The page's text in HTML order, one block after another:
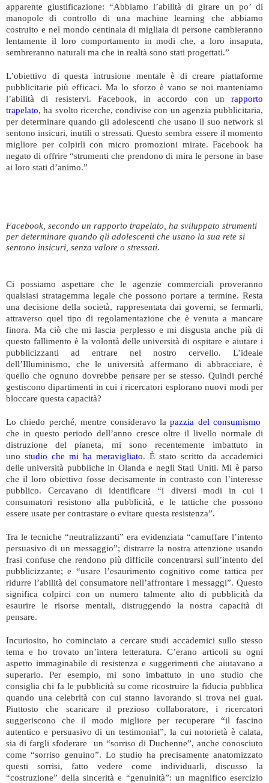
apparente giustificazione: “Abbiamo l’abilità di girare un po’ di
manopole di controllo di una machine learning che abbiamo
costruito e nel mondo centinaia di migliaia di persone cambieranno
lentamente il loro comportamento in modi che, a loro insaputa,
sembreranno naturali ma che in realtà sono stati progettati.”
L’obiettivo di questa intrusione mentale è di creare piattaforme
pubblicitarie più efficaci. Ma lo sforzo è vano se noi manteniamo
l’abilità di resistervi. Facebook, in accordo con un rapporto
trapelato, ha svolto ricerche, condivise con un agenzia pubblicitaria,
per determinare quando gli adolescenti che usano il suo network si
sentono insicuri, inutili o stressati. Questo sembra essere il momento
migliore per colpirli con micro promozioni mirate. Facebook ha
negato di offrire “strumenti che prendono di mira le persone in base
ai loro stati d’animo.”
Facebook, secondo un rapporto trapelato, ha sviluppato strumenti
per determinare quando gli adolescenti che usano la sua rete si
sentono insicuri, senza valore o stressati.
Ci possiamo aspettare che le agenzie commerciali proveranno
qualsiasi stratagemma legale che possono portare a termine. Resta
una decisione della società, rappresentata dai governi, se fermarli,
attraverso quel tipo di regolamentazione che è venuta a mancare
finora. Ma ciò che mi lascia perplesso e mi disgusta anche più di
questo fallimento è la volontà delle università di ospitare e aiutare i
pubblicizzanti ad entrare nel nostro cervello. L’ideale
dell’Illuminismo, che le università affermano di abbracciare, è
quello che ognuno dovrebbe pensare per se stesso. Quindi perché
gestiscono dipartimenti in cui i ricercatori esplorano nuovi modi per
bloccare questa capacità?
Lo chiedo perché, mentre consideravo lapazzia del consumismo
che in questo periodo dell’anno cresce oltre il livello normale di
distruzione del pianeta, mi sono recentemente imbattuto in
uno studio che mi ha meravigliato. È stato scritto da accademici
delle università pubbliche in Olanda e negli Stati Uniti. Mi è parso
che il loro obiettivo fosse decisamente in contrasto con l’interesse
pubblico. Cercavano di identificare “i diversi modi in cui i
consumatori resistono alla pubblicità, e le tattiche che possono
essere usate per contrastare o evitare questa resistenza”.
Tra le tecniche “neutralizzanti” era evidenziata “camuffare l’intento
persuasivo di un messaggio”; distrarre la nostra attenzione usando
frasi confuse che rendono più difficile concentrarsi sull’intento del
pubblicizzante; e “usare l’esaurimento cognitivo come tattica per
ridurre l’abilità del consumatore nell’affrontare i messaggi”. Questo
significa colpirci con un numero talmente alto di pubblicità da
esaurire le risorse mentali, distruggendo la nostra capacità di
pensare.
Incuriosito, ho cominciato a cercare studi accademici sullo stesso
tema e ho trovato un’intera letteratura. C’erano articoli su ogni
aspetto immaginabile di resistenza e suggerimenti che aiutavano a
superarlo. Per esempio, mi sono imbattuto in uno studio che
consiglia chi fa le pubblicità su come ricostruire la fiducia pubblica
quando una celebrità con cui stanno lavorando si trova nei guai.
Piuttosto che scaricare il prezioso collaboratore, i ricercatori
suggeriscono che il modo migliore per recuperare “il fascino
autentico e persuasivo di un testimonial”, la cui notorietà è calata,
sia di fargli sfoderare un “sorriso di Duchenne”, anche conosciuto
come “sorriso genuino”. Lo studio ha precisamente anatomizzato
questi sorrisi, fatto vedere come individuarli, discusso la
“costruzione” della sincerità e “genuinità”: un magnifico esercizio